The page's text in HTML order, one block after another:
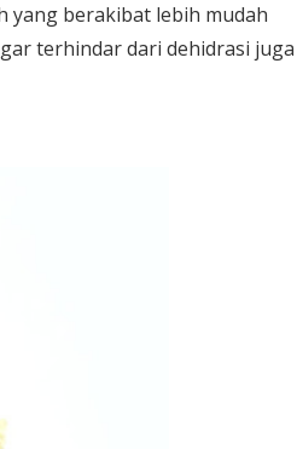
yang berakibat lebih mudah
terhindar dari dehidrasi juga